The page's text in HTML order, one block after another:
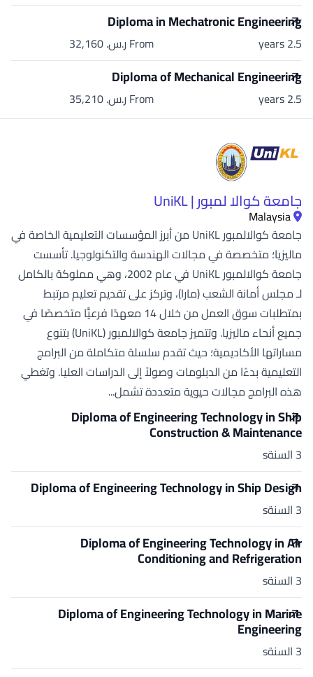
Diploma in Mechatronic Engineering
2.5 years From ر.س.‏ 32,160
Diploma of Mechanical Engineering
2.5 years From ر.س.‏ 35,210
جامعة كوالا لمبور | UniKL
Malaysia
جامعة كوالالمبور UniKL من أبرز المؤسسات التعليمية الخاصة في
ماليزيا؛ متخصصة في مجالات الهندسة والتكنولوجيا. تأسست
جامعة كوالالمبور UniKL في عام 2002، وهي مملوكة بالكامل
لـ مجلس أمانة الشعب (مارا)، وتركز على تقديم تعليم مرتبط
بمتطلبات سوق العمل من خلال 14 معهدًا فرعيًّا متخصصًا في
جميع أنحاء ماليزيا. وتتميز جامعة كوالالمبور (UniKL) بتنوع
مساراتها الأكاديمية؛ حيث تقدم سلسلة متكاملة من البرامج
التعليمية بدءًا من الدبلومات وصولاً إلى الدراسات العليا. وتغطي
هذه البرامج مجالات حيوية متعددة تشمل...
Diploma of Engineering Technology in Ship
Construction & Maintenance
3 السنةs
Diploma of Engineering Technology in Ship Design
3 السنةs
Diploma of Engineering Technology in Air
Conditioning and Refrigeration
3 السنةs
Diploma of Engineering Technology in Marine
Engineering
3 السنةs